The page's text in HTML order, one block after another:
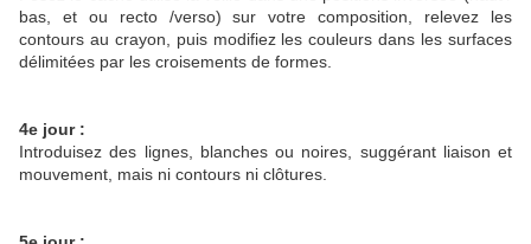
bas, et ou recto /verso) sur votre composition, relevez les
contours au crayon, puis modifiez les couleurs dans les surfaces
délimitées par les croisements de formes.
4e jour :
Introduisez des lignes, blanches ou noires, suggérant liaison et
mouvement, mais ni contours ni clôtures.